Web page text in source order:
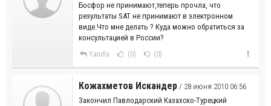
Босфор не принимают,теперь прочла, что
результаты SAT не принимают в электронном
виде.Что мне делать ? Куда можно обратиться за
консультацией в России?
Yanıtla (0) (0)
Кожахметов Искандер / 28 июня 2010 06:56
Закончил Павлодарский Казахско-Турецкий